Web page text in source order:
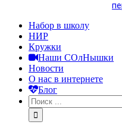
Набор в школу
НИР
Кружки
Наши СОлНышки
Новости
О нас в интернете
Блог